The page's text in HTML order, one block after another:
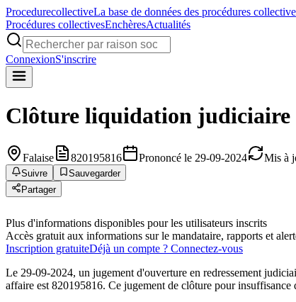
ProcedurecollectiveLa base de données des procédures
Procédures collectivesEnchèresActualités
ConnexionS'inscrire
Clôture liquidation judiciaire
Falaise 820195816 Prononcé le 29-09-2024 Mis à
Suivre
Sauvegarder
Partager
Plus d'informations disponibles pour les utilisateurs inscrits
Accès gratuit aux informations sur le mandataire, rapports et
Inscription gratuiteDéjà un compte ? Connectez-vous
Le 29-09-2024, un jugement d'ouverture en redressement
affaire est 820195816. Ce jugement de clôture pour